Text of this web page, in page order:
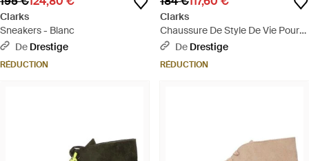
Clarks
Sneakers - Blanc
De Drestige
RÉDUCTION
Clarks
Chaussure De Style De Vie Pour
Hommes En Daim Noir Desert
Coal - Noir
De Drestige
RÉDUCTION